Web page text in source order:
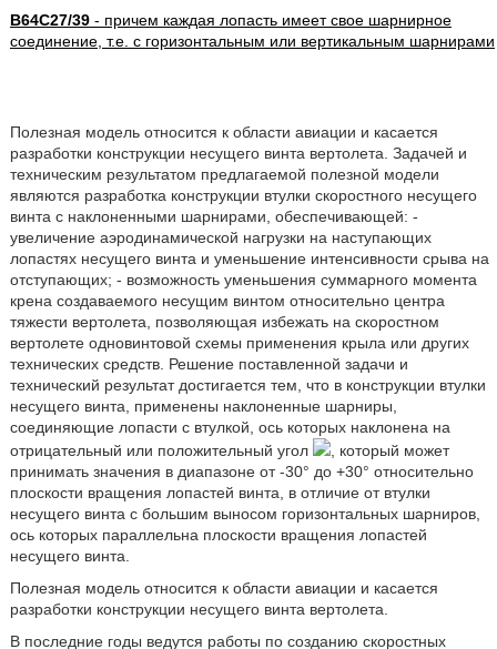
B64C27/39- причем каждая лопасть имеет свое шарнирное
соединение, т.е. с горизонтальным или вертикальным шарнирами
Полезная модель относится к области авиации и касается
разработки конструкции несущего винта вертолета. Задачей и
техническим результатом предлагаемой полезной модели
являются разработка конструкции втулки скоростного несущего
винта с наклоненными шарнирами, обеспечивающей: -
увеличение аэродинамической нагрузки на наступающих
лопастях несущего винта и уменьшение интенсивности срыва на
отступающих; - возможность уменьшения суммарного момента
крена создаваемого несущим винтом относительно центра
тяжести вертолета, позволяющая избежать на скоростном
вертолете одновинтовой схемы применения крыла или других
технических средств. Решение поставленной задачи и
технический результат достигается тем, что в конструкции втулки
несущего винта, применены наклоненные шарниры,
соединяющие лопасти с втулкой, ось которых наклонена на
отрицательный или положительный угол
, который может
принимать значения в диапазоне от -30° до +30° относительно
плоскости вращения лопастей винта, в отличие от втулки
несущего винта с большим выносом горизонтальных шарниров,
ось которых параллельна плоскости вращения лопастей
несущего винта.
Полезная модель относится к области авиации и касается
разработки конструкции несущего винта вертолета.
В последние годы ведутся работы по созданию скоростных